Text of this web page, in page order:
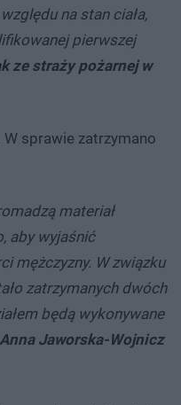
na stan ciała,
pierwszej
ze straży pożarnej w
sprawie zatrzymano
materiał
aby wyjaśnić
mężczyzny. W związku
zatrzymanych dwóch
będą wykonywane
Jaworska-Wojnicz